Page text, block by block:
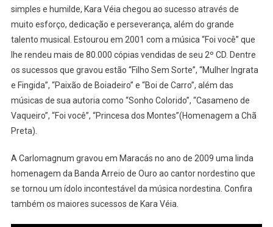
simples e humilde, Kara Véia chegou ao sucesso através de
muito esforço, dedicação e perseverança, além do grande
talento musical. Estourou em 2001 com a música “Foi você” que
lhe rendeu mais de 80.000 cópias vendidas de seu 2º CD. Dentre
os sucessos que gravou estão “Filho Sem Sorte”, “Mulher Ingrata
e Fingida”, “Paixão de Boiadeiro” e “Boi de Carro”, além das
músicas de sua autoria como “Sonho Colorido”, “Casameno de
Vaqueiro”, “Foi você”, “Princesa dos Montes”(Homenagem a Chã
Preta).
A Carlomagnum gravou em Maracás no ano de 2009 uma linda
homenagem da Banda Arreio de Ouro ao cantor nordestino que
se tornou um ídolo incontestável da música nordestina. Confira
também os maiores sucessos de Kara Véia.